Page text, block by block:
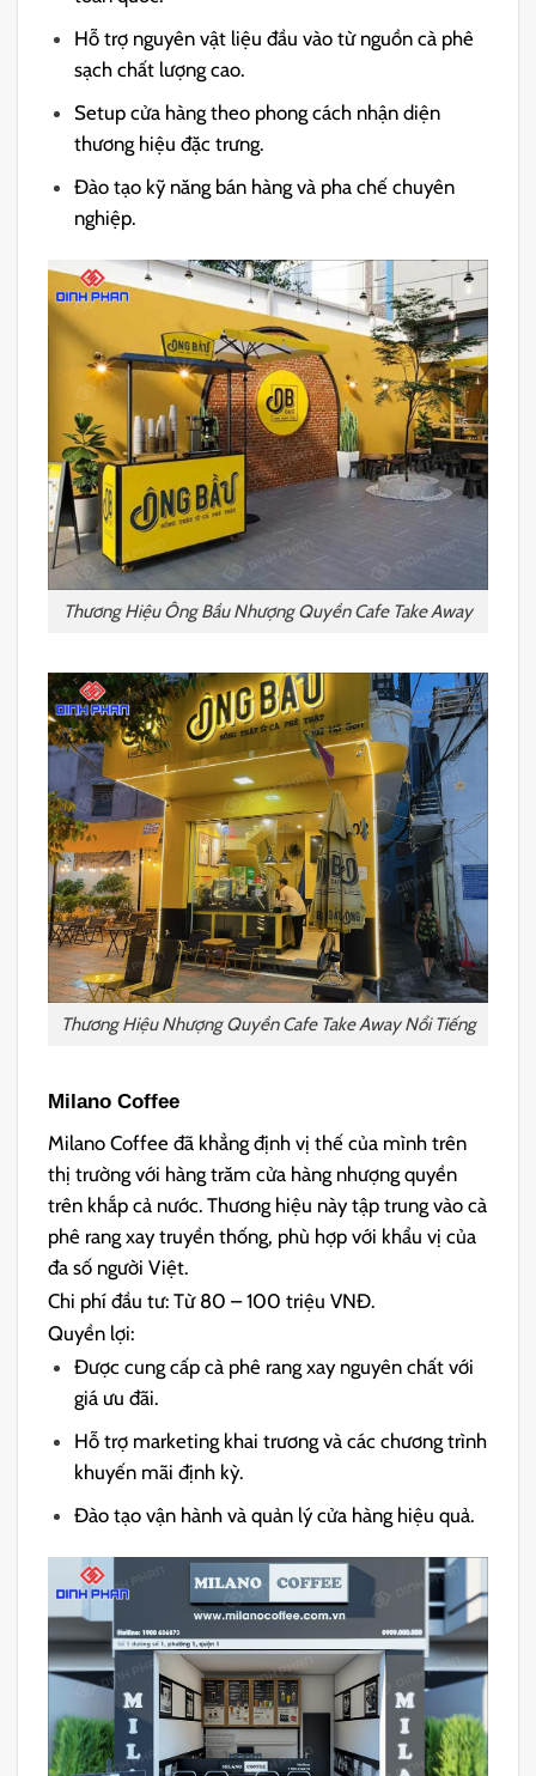
Hỗ trợ nguyên vật liệu đầu vào từ nguồn cà phê
sạch chất lượng cao.
Setup cửa hàng theo phong cách nhận diện
thương hiệu đặc trưng.
Đào tạo kỹ năng bán hàng và pha chế chuyên
nghiệp.
Thương Hiệu Ông Bầu Nhượng Quyền Cafe Take Away
Thương Hiệu Nhượng Quyền Cafe Take Away Nổi Tiếng
Milano Coffee
Milano Coffee đã khẳng định vị thế của mình trên
thị trường với hàng trăm cửa hàng nhượng quyền
trên khắp cả nước. Thương hiệu này tập trung vào cà
phê rang xay truyền thống, phù hợp với khẩu vị của
đa số người Việt.
Chi phí đầu tư: Từ 80 – 100 triệu VNĐ.
Quyền lợi:
Được cung cấp cà phê rang xay nguyên chất với
giá ưu đãi.
Hỗ trợ marketing khai trương và các chương trình
khuyến mãi định kỳ.
Đào tạo vận hành và quản lý cửa hàng hiệu quả.